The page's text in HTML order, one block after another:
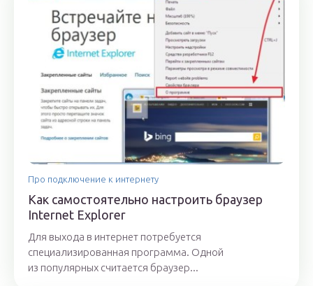
Про подключение к интернету
Как самостоятельно настроить браузер
Internet Explorer
Для выхода в интернет потребуется
специализированная программа. Одной
из популярных считается браузер...